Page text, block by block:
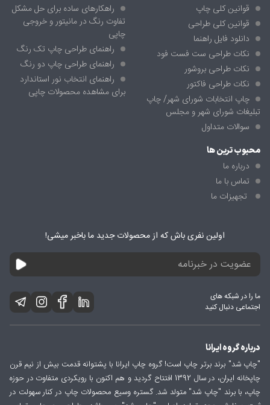
قوانین کلی چاپ
قوانین کلی طراحی
دانلود فایل راهنما
نکات طراحی ست فست فود
نکات طراحی بروشور
نکات طراحی فاکتور
چاپ انتخابات شورای شهر/ چاپ
تبلیغات شورای شهر و مجلس
سوالات متداول
راهکارهای ساده برای حل مشکل
تفاوت رنگ در مانیتور و خروجی
چاپی
راهنمای طراحی چاپ تک رنگ
راهنمای طراحی چاپ دو رنگ
راهنمای انتخاب نور استاندارد
برای مشاهده محصولات چاپی
محبوب ترین ها
درباره ما
تماس با ما
تجهیزات ما
اولین نفری باش که از محصولات جدید ما باخبر میشی!
ما را در شبکه های
اجتماعی دنبال کنید
درباره گروه ایرانا
"چاپ شد" برند برتر چاپ است! گروه چاپ ایرانا با پشتوانه قدمت بیش از نیم قرن
چاپخانه ایران، در سال 1392 افتتاح گردید و هم اکنون با رویکردی متفاوت در حوزه
چاپ، با برند "چاپ شد" متولد شد. گستره وسیع محصولات چاپ در کنار سهولت در